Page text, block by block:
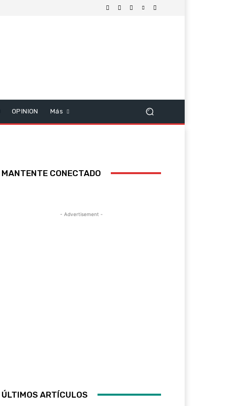
OPINION Más
MANTENTE CONECTADO
- Advertisement -
ÚLTIMOS ARTÍCULOS